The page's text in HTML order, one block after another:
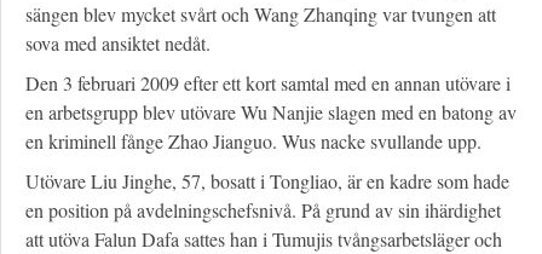
sängen blev mycket svårt och Wang Zhanqing var tvungen att
sova med ansiktet nedåt.
Den 3 februari 2009 efter ett kort samtal med en annan utövare i
en arbetsgrupp blev utövare Wu Nanjie slagen med en batong av
en kriminell fånge Zhao Jianguo. Wus nacke svullande upp.
Utövare Liu Jinghe, 57, bosatt i Tongliao, är en kadre som hade
en position på avdelningschefsnivå. På grund av sin ihärdighet
att utöva Falun Dafa sattes han i Tumujis tvångsarbetsläger och